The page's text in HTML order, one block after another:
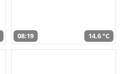
08:19 14,6 °C